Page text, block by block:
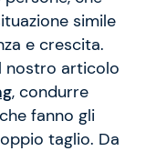
simile
e crescita.
nostro articolo
, condurre
fanno gli
taglio. Da